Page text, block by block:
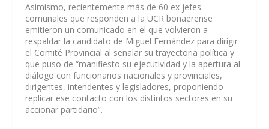
Asimismo, recientemente más de 60 ex jefes
comunales que responden a la UCR bonaerense
emitieron un comunicado en el que volvieron a
respaldar la candidato de Miguel Fernández para dirigir
el Comité Provincial al señalar su trayectoria política y
que puso de “manifiesto su ejecutividad y la apertura al
diálogo con funcionarios nacionales y provinciales,
dirigentes, intendentes y legisladores, proponiendo
replicar ese contacto con los distintos sectores en su
accionar partidario”.